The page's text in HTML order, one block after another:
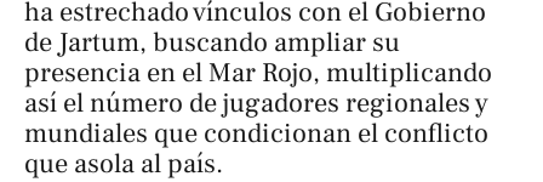
ha estrechado vínculos con el Gobierno
de Jartum, buscando ampliar su
presencia en el Mar Rojo, multiplicando
así el número de jugadores regionales y
mundiales que condicionan el conflicto
que asola al país.